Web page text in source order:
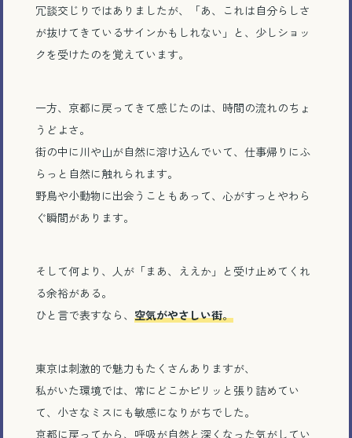
冗談交じりではありましたが、「あ、これは自分らしさ
が抜けてきているサインかもしれない」と、少しショッ
クを受けたのを覚えています。
一方、京都に戻ってきて感じたのは、時間の流れのちょ
うどよさ。
街の中に川や山が自然に溶け込んでいて、仕事帰りにふ
らっと自然に触れられます。
野鳥や小動物に出会うこともあって、心がすっとやわら
ぐ瞬間があります。
そして何より、人が「まあ、ええか」と受け止めてくれ
る余裕がある。
ひと言で表すなら、 空気がやさしい街。
東京は刺激的で魅力もたくさんありますが、
私がいた環境では、常にどこかピリッと張り詰めてい
て、小さなミスにも敏感になりがちでした。
京都に戻ってから、呼吸が自然と深くなった気がしてい